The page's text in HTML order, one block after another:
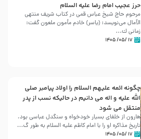
حرز عجیب امام رضا علیه السلام
مرحوم حاج شیخ عباس قمی در کتاب شریف منتهی
الآمال می‌نویسد: (ياسر) خادم مأمون ملعون گفت:
زمانى ك...
۱۷ /۰۵/ ۱۴۰۵
چگونه ائمه علیهم السلام را اولاد پیامبر صلی
الله علیه و اله می دانیم در حالیکه نسب از پدر
منتقل می شود
هارون از خلفای بسیار خودخواه و سنگدل عباسی بود.
تاریخ مذاکره او را با امام کاظم علیه السلام به طور گ...
۱۷ /۰۵/ ۱۴۰۵